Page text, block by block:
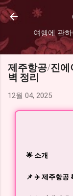
여행에 관
제주항공/진에
벽 정리
12월 04, 2025
🌟 소개
📌 ✈️ 제주항공